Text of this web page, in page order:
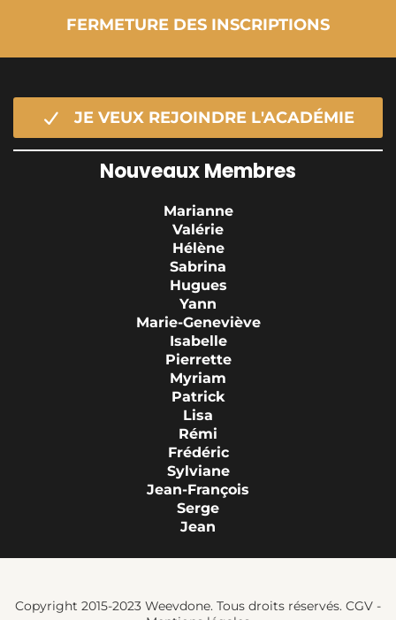
FERMETURE DES INSCRIPTIONS
JE VEUX REJOINDRE L'ACADÉMIE
Nouveaux Membres
Marianne
Valérie
Hélène
Sabrina
Hugues
Yann
Marie-Geneviève
Isabelle
Pierrette
Myriam
Patrick
Lisa
Rémi
Frédéric
Sylviane
Jean-François
Serge
Jean
Copyright 2015-2023 Weevdone. Tous droits réservés. CGV -